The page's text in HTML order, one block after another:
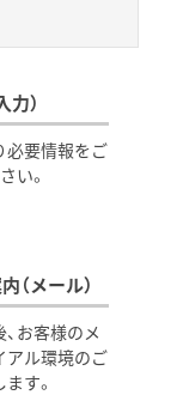
）
必要情報をご
い。
（メール）
お客様のメ
アル環境のご
す。